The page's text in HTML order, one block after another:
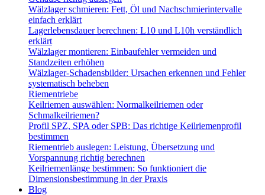
Wälzlager schmieren: Fett, Öl und Nachschmierintervalle
einfach erklärt
Lagerlebensdauer berechnen: L10 und L10h verständlich
erklärt
Wälzlager montieren: Einbaufehler vermeiden und
Standzeiten erhöhen
Wälzlager-Schadensbilder: Ursachen erkennen und Fehler
systematisch beheben
Riementriebe
Keilriemen auswählen: Normalkeilriemen oder
Schmalkeilriemen?
Profil SPZ, SPA oder SPB: Das richtige Keilriemenprofil
bestimmen
Riementrieb auslegen: Leistung, Übersetzung und
Vorspannung richtig berechnen
Keilriemenlänge bestimmen: So funktioniert die
Dimensionsbestimmung in der Praxis
Blog